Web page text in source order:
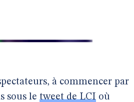
à commencer par
sous le tweet de LCI où